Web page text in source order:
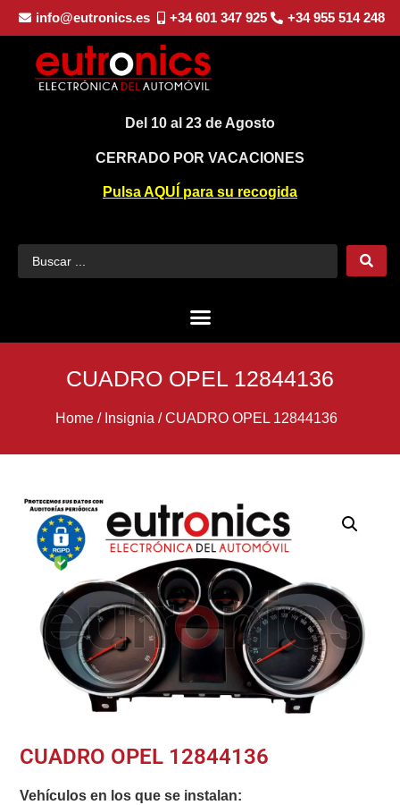
info@eutronics.es +34 601 347 925 +34 955 514 248
Del 10 al 23 de Agosto
CERRADO POR VACACIONES
Pulsa AQUÍ para su recogida
CUADRO OPEL 12844136
Home/ Insignia /CUADRO OPEL 12844136
CUADRO OPEL 12844136
Vehículos en los que se instalan: